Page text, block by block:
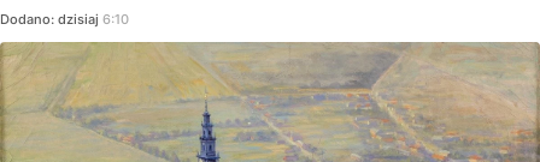
Dodano: dzisiaj 6:10